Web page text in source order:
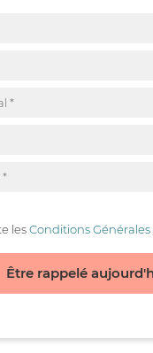
lesConditions
Être rappelé